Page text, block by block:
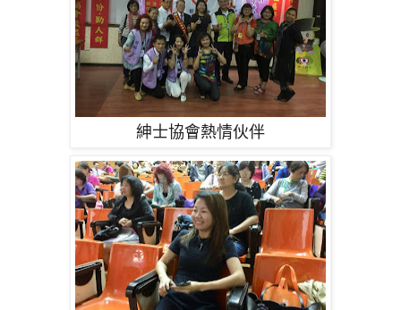
紳士協會熱情伙伴